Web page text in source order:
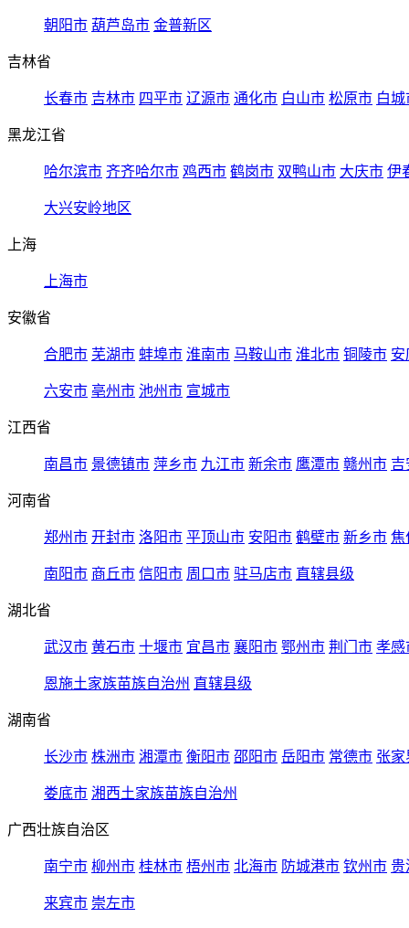
朝阳市 葫芦岛市 金普新区
吉林省
长春市 吉林市 四平市 辽源市 通化市 白山市 松原市 白城
黑龙江省
哈尔滨市 齐齐哈尔市 鸡西市 鹤岗市 双鸭山市 大庆市 伊
大兴安岭地区
上海
上海市
安徽省
合肥市 芜湖市 蚌埠市 淮南市 马鞍山市 淮北市 铜陵市 安
六安市 亳州市 池州市 宣城市
江西省
南昌市 景德镇市 萍乡市 九江市 新余市 鹰潭市 赣州市 吉
河南省
郑州市 开封市 洛阳市 平顶山市 安阳市 鹤壁市 新乡市 焦
南阳市 商丘市 信阳市 周口市 驻马店市 直辖县级
湖北省
武汉市 黄石市 十堰市 宜昌市 襄阳市 鄂州市 荆门市 孝感
恩施土家族苗族自治州 直辖县级
湖南省
长沙市 株洲市 湘潭市 衡阳市 邵阳市 岳阳市 常德市 张家
娄底市 湘西土家族苗族自治州
广西壮族自治区
南宁市 柳州市 桂林市 梧州市 北海市 防城港市 钦州市 贵
来宾市 崇左市